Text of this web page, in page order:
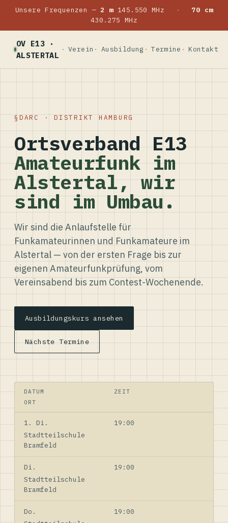
Unsere Frequenzen — 2 m145.550 MHz ·
70 cm
430.275 MHz
OV E13 ·
ALSTERTAL
Verein Ausbildung Termine Kontakt
DARC · DISTRIKT HAMBURG
Ortsverband E13
Amateurfunk im
Alstertal, wir
sind im Umbau.
Wir sind die Anlaufstelle für
Funkamateurinnen und Funkamateure im
Alstertal — von der ersten Frage bis zur
eigenen Amateurfunkprüfung, vom
Vereinsabend bis zum Contest-Wochenende.
Ausbildungskurs ansehen
Nächste Termine
DATUM
ZEIT
ORT
1. Di.
19:00
Stadtteilschule
Bramfeld
Di.
19:00
Stadtteilschule
Bramfeld
Do.
19:00